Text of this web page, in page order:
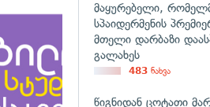
მაყურებელი,
სპაიდერმენის
მთელი დარბაზი
გალახეს
483 ნახვა
წიგნიდან ცოტათი